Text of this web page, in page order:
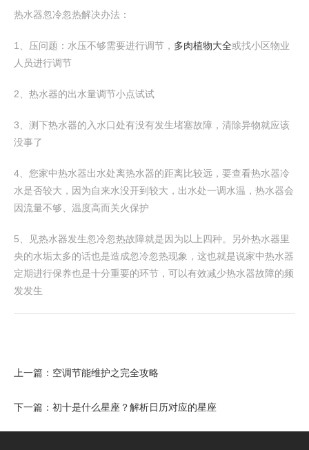
热水器忽冷忽热解决办法：
1、压问题：水压不够需要进行调节， 多肉植物大全或找小区物业
人员进行调节
2、热水器的出水量调节小点试试
3、测下热水器的入水口处有没有发生堵塞故障，清除异物就应该
没事了
4、您家中热水器出水处离热水器的距离比较远，要查看热水器冷
水是否较大，因为自来水没开到较大，出水处一调水温，热水器会
因流量不够、温度高而关火保护
5、见热水器发生忽冷忽热故障就是因为以上四种。另外热水器里
央的水垢太多的话也是造成忽冷忽热现象，这也就是说家中热水器
定期进行保养也是十分重要的环节，可以有效减少热水器故障的频
发发生
上一篇： 空调节能维护之完全攻略
下一篇： 初十是什么星座？解析日历对应的星座